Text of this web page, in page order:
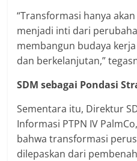
“Transformasi hanya
menjadi inti dari
membangun budaya
dan berkelanjutan,”
SDM sebagai Pondasi
Sementara itu, Direktur
Informasi PTPN IV
bahwa transformasi
dilepaskan dari